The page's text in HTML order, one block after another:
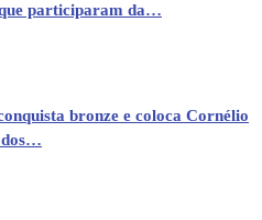
participaram da…
bronze e coloca Cornélio
dos…